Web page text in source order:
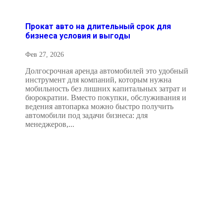
Прокат авто на длительный срок для
бизнеса условия и выгоды
Фев 27, 2026
Долгосрочная аренда автомобилей это удобный
инструмент для компаний, которым нужна
мобильность без лишних капитальных затрат и
бюрократии. Вместо покупки, обслуживания и
ведения автопарка можно быстро получить
автомобили под задачи бизнеса: для
менеджеров,...